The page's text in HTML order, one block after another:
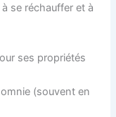
se réchauffer et à
ses propriétés
(souvent en